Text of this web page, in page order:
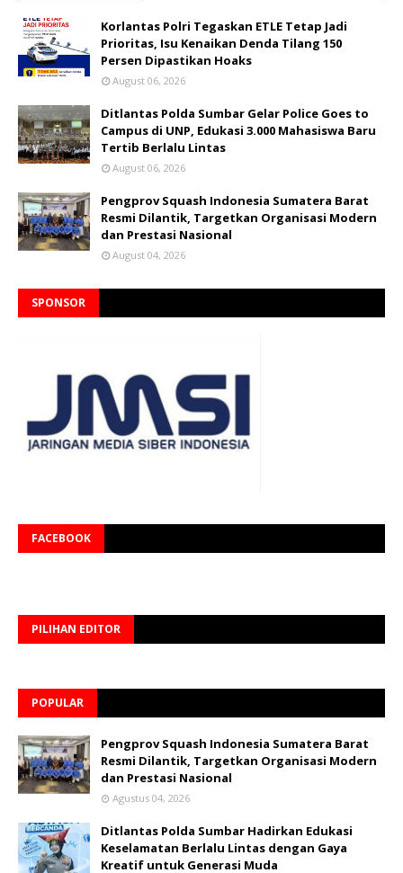
Korlantas Polri Tegaskan ETLE Tetap Jadi
Prioritas, Isu Kenaikan Denda Tilang 150
Persen Dipastikan Hoaks
August 06, 2026
Ditlantas Polda Sumbar Gelar Police Goes to
Campus di UNP, Edukasi 3.000 Mahasiswa Baru
Tertib Berlalu Lintas
August 06, 2026
Pengprov Squash Indonesia Sumatera Barat
Resmi Dilantik, Targetkan Organisasi Modern
dan Prestasi Nasional
August 04, 2026
SPONSOR
FACEBOOK
PILIHAN EDITOR
POPULAR
Pengprov Squash Indonesia Sumatera Barat
Resmi Dilantik, Targetkan Organisasi Modern
dan Prestasi Nasional
Agustus 04, 2026
Ditlantas Polda Sumbar Hadirkan Edukasi
Keselamatan Berlalu Lintas dengan Gaya
Kreatif untuk Generasi Muda